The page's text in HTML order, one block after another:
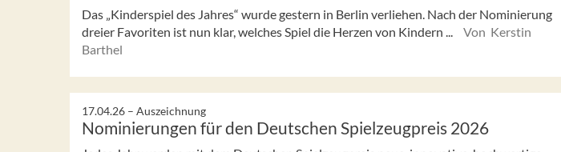
Das „Kinderspiel des Jahres“ wurde gestern in Berlin verliehen. Nach der Nominierung
dreier Favoriten ist nun klar, welches Spiel die Herzen von Kindern ...
Von Kerstin
Barthel
17.04.26 – Auszeichnung
Nominierungen für den Deutschen Spielzeugpreis 2026